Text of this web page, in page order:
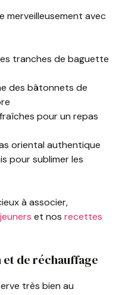
merveilleusement avec
tranches de baguette
des bâtonnets de
pour un repas
oriental authentique
pour sublimer les
à associer,
et nos recettes
de réchauffage
très bien au